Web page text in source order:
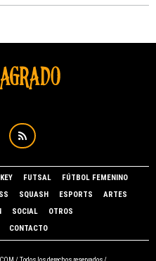
FUTSAL
FÚTBOL FEMENINO
SQUASH ESPORTS
ARTES
SOCIAL
OTROS
CONTACTO